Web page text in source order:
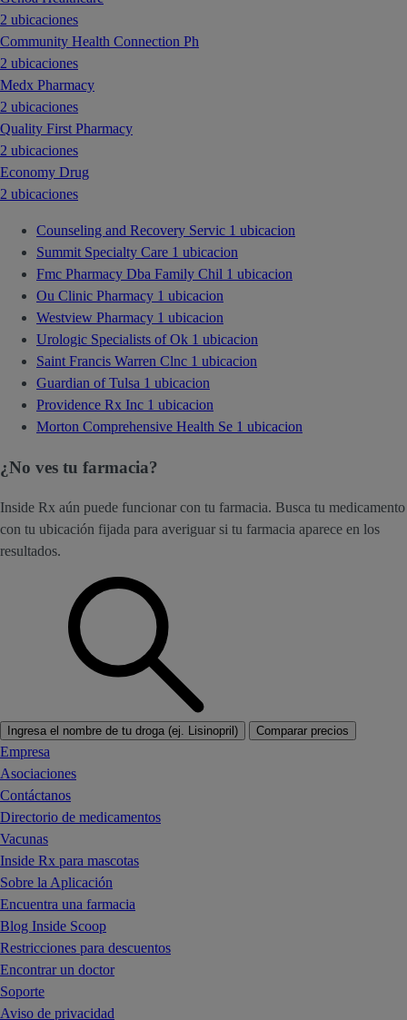
2 ubicaciones
Community Health Connection Ph
2 ubicaciones
Medx Pharmacy
2 ubicaciones
Quality First Pharmacy
2 ubicaciones
Economy Drug
2 ubicaciones
Counseling and Recovery Servic 1 ubicacion
Summit Specialty Care 1 ubicacion
Fmc Pharmacy Dba Family Chil 1 ubicacion
Ou Clinic Pharmacy 1 ubicacion
Westview Pharmacy 1 ubicacion
Urologic Specialists of Ok 1 ubicacion
Saint Francis Warren Clnc 1 ubicacion
Guardian of Tulsa 1 ubicacion
Providence Rx Inc 1 ubicacion
Morton Comprehensive Health Se 1 ubicacion
¿No ves tu farmacia?
Inside Rx aún puede funcionar con tu farmacia. Busca tu medicamento
con tu ubicación fijada para averiguar si tu farmacia aparece en los
resultados.
Ingresa el nombre de tu droga (ej. Lisinopril) Comparar precios
Empresa
Asociaciones
Contáctanos
Directorio de medicamentos
Vacunas
Inside Rx para mascotas
Sobre la Aplicación
Encuentra una farmacia
Blog Inside Scoop
Restricciones para descuentos
Encontrar un doctor
Soporte
Aviso de privacidad